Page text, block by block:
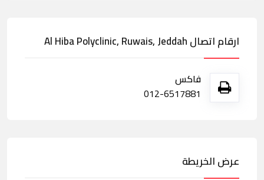
ارقام اتصال Al Hiba Polyclinic, Ruwais, Jeddah
فاكس
012-6517881
عرض الخريطة